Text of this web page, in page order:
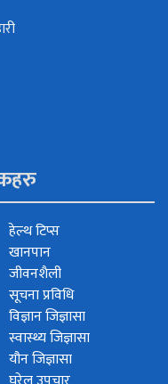
हेल्थ टिप्स
खानपान
जीवनशैली
सूचना प्रविधि
विज्ञान जिज्ञासा
स्वास्थ्य जिज्ञासा
यौन जिज्ञासा